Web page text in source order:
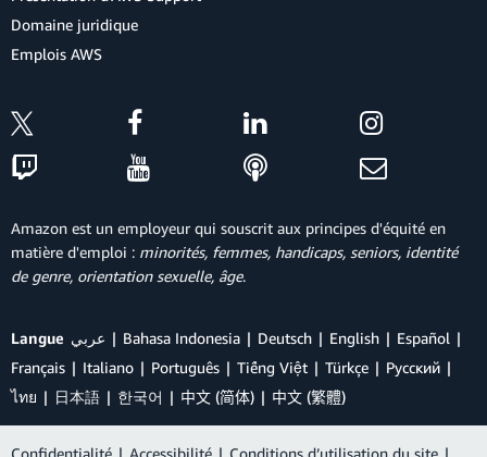
Domaine juridique
Emplois AWS
Amazon est un employeur qui souscrit aux principes d'équité en
matière d'emploi : minorités, femmes, handicaps, seniors, identité
de genre, orientation sexuelle, âge.
Langue عربي Bahasa Indonesia Deutsch English
Español
Français
Italiano Português Tiếng Việt Türkçe
Ρусский
ไทย
日本語 한국어 中文 (简体) 中文 (繁體)
Confidentialité | Accessibilité | Conditions d’utilisation du site |